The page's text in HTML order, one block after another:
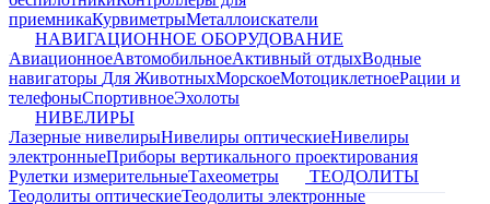
приемникаКурвиметрыМеталлоискатели
НАВИГАЦИОННОЕ ОБОРУДОВАНИЕ
АвиационноеАвтомобильноеАктивный отдыхВодные
навигаторы Для ЖивотныхМорскоеМотоциклетноеРации и
телефоныСпортивноеЭхолоты
НИВЕЛИРЫ
Лазерные нивелирыНивелиры оптическиеНивелиры
электронныеПриборы вертикального проектирования
Рулетки измерительныеТахеометры
ТЕОДОЛИТЫ
Теодолиты оптическиеТеодолиты электронные